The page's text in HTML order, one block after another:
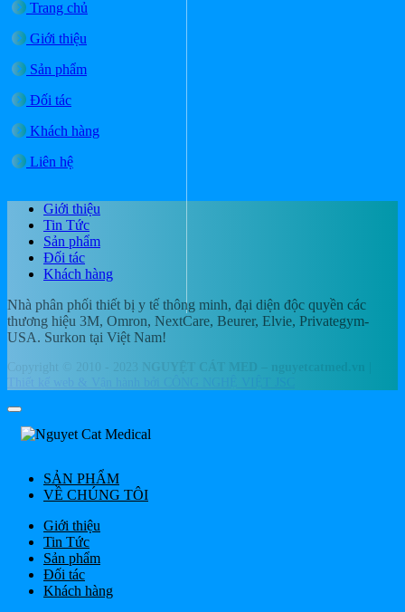
Trang chủ
Giới thiệu
Sản phẩm
Đối tác
Khách hàng
Liên hệ
Giới thiệu
Tin Tức
Sản phẩm
Đối tác
Khách hàng
Nhà phân phối thiết bị y tế thông minh, đại diện độc quyền các
thương hiệu 3M, Omron, NextCare, Beurer, Elvie, Privategym-
USA. Surkon tại Việt Nam!
SẢN PHẨM
VỀ CHÚNG TÔI
Giới thiệu
Tin Tức
Sản phẩm
Đối tác
Khách hàng